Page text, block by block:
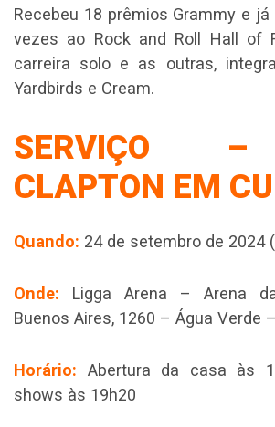
Recebeu 18 prêmios Grammy e
vezes ao Rock and Roll Hall of
carreira solo e as outras,
Yardbirds e Cream.
SERVIÇO
CLAPTON EM
Quando: 24 de setembro de 2024
Onde:
Ligga Arena – Arena
Buenos Aires, 1260 – Água Verde
Horário:
Abertura da casa às
shows às 19h20